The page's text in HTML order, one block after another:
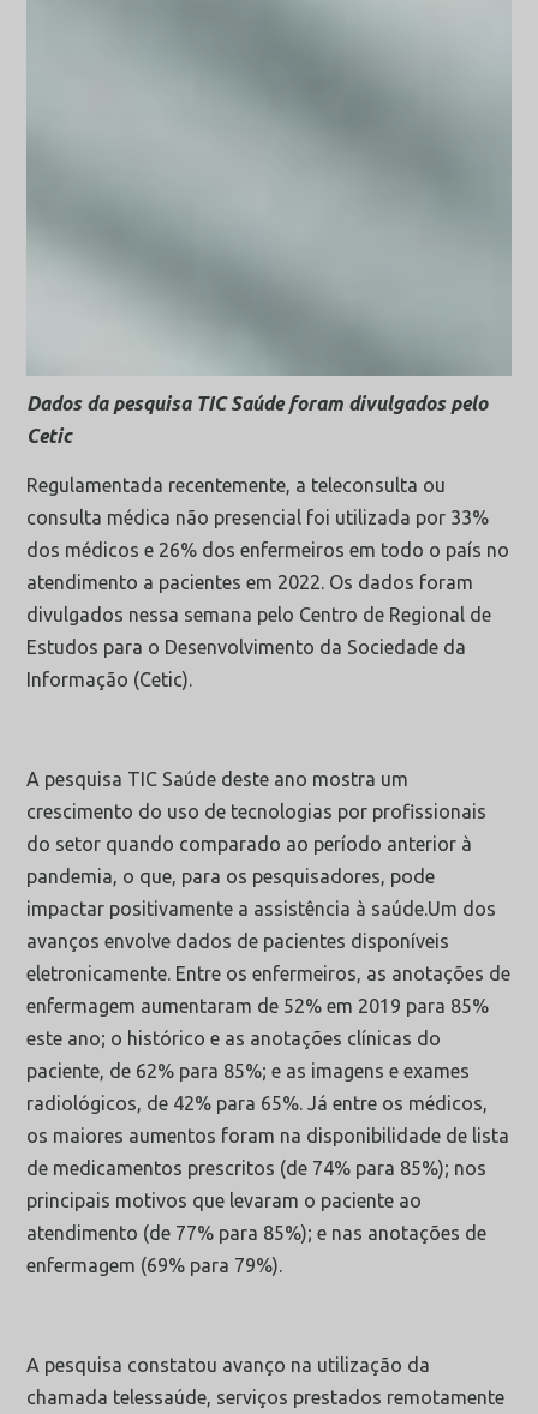
Dados da pesquisa TIC Saúde foram divulgados pelo
Cetic
Regulamentada recentemente, a teleconsulta ou
consulta médica não presencial foi utilizada por 33%
dos médicos e 26% dos enfermeiros em todo o país no
atendimento a pacientes em 2022. Os dados foram
divulgados nessa semana pelo Centro de Regional de
Estudos para o Desenvolvimento da Sociedade da
Informação (Cetic).
A pesquisa TIC Saúde deste ano mostra um
crescimento do uso de tecnologias por profissionais
do setor quando comparado ao período anterior à
pandemia, o que, para os pesquisadores, pode
impactar positivamente a assistência à saúde.Um dos
avanços envolve dados de pacientes disponíveis
eletronicamente. Entre os enfermeiros, as anotações de
enfermagem aumentaram de 52% em 2019 para 85%
este ano; o histórico e as anotações clínicas do
paciente, de 62% para 85%; e as imagens e exames
radiológicos, de 42% para 65%. Já entre os médicos,
os maiores aumentos foram na disponibilidade de lista
de medicamentos prescritos (de 74% para 85%); nos
principais motivos que levaram o paciente ao
atendimento (de 77% para 85%); e nas anotações de
enfermagem (69% para 79%).
A pesquisa constatou avanço na utilização da
chamada telessaúde, serviços prestados remotamente